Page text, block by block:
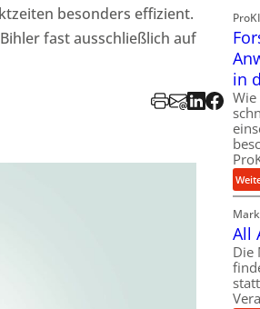
besonders effizient.
fast ausschließlich auf
in
Wie
All
Die